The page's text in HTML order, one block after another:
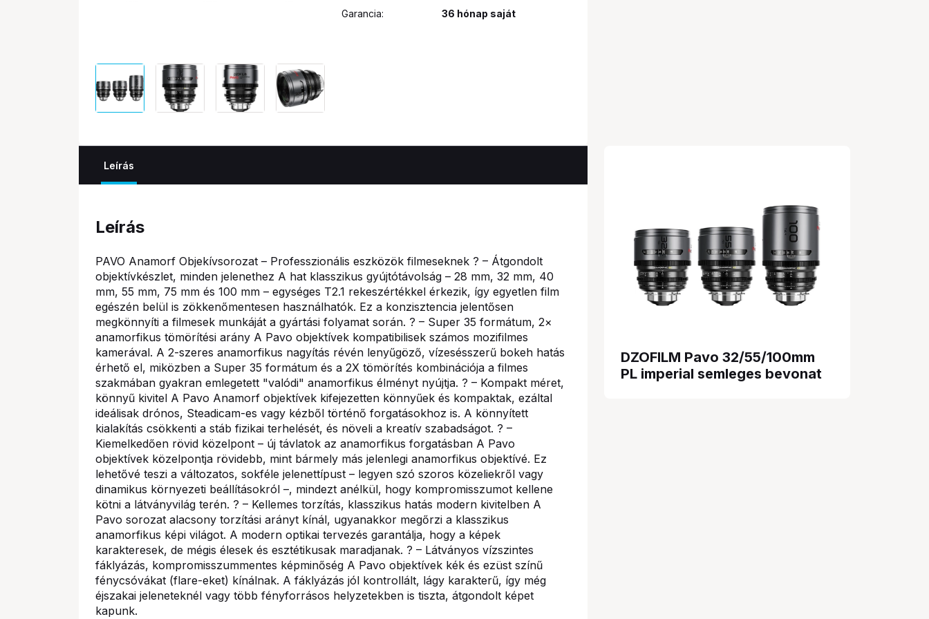
Garancia:
36 hónap saját
Leírás
Leírás
PAVO Anamorf Objekívsorozat – Professzionális eszközök filmeseknek ? – Átgondolt
objektívkészlet, minden jelenethez A hat klasszikus gyújtótávolság – 28 mm, 32 mm, 40
mm, 55 mm, 75 mm és 100 mm – egységes T2.1 rekeszértékkel érkezik, így egyetlen film
egészén belül is zökkenőmentesen használhatók. Ez a konzisztencia jelentősen
megkönnyíti a filmesek munkáját a gyártási folyamat során. ? – Super 35 formátum, 2×
anamorfikus tömörítési arány A Pavo objektívek kompatibilisek számos mozifilmes
kamerával. A 2-szeres anamorfikus nagyítás révén lenyűgöző, vízesésszerű bokeh hatás
érhető el, miközben a Super 35 formátum és a 2X tömörítés kombinációja a filmes
szakmában gyakran emlegetett "valódi" anamorfikus élményt nyújtja. ? – Kompakt méret,
könnyű kivitel A Pavo Anamorf objektívek kifejezetten könnyűek és kompaktak, ezáltal
ideálisak drónos, Steadicam-es vagy kézből történő forgatásokhoz is. A könnyített
kialakítás csökkenti a stáb fizikai terhelését, és növeli a kreatív szabadságot. ? –
Kiemelkedően rövid közelpont – új távlatok az anamorfikus forgatásban A Pavo
objektívek közelpontja rövidebb, mint bármely más jelenlegi anamorfikus objektívé. Ez
lehetővé teszi a változatos, sokféle jelenettípust – legyen szó szoros közeliekről vagy
dinamikus környezeti beállításokról –, mindezt anélkül, hogy kompromisszumot kellene
kötni a látványvilág terén. ? – Kellemes torzítás, klasszikus hatás modern kivitelben A
Pavo sorozat alacsony torzítási arányt kínál, ugyanakkor megőrzi a klasszikus
anamorfikus képi világot. A modern optikai tervezés garantálja, hogy a képek
karakteresek, de mégis élesek és esztétikusak maradjanak. ? – Látványos vízszintes
fáklyázás, kompromisszummentes képminőség A Pavo objektívek kék és ezüst színű
fénycsóvákat (flare-eket) kínálnak. A fáklyázás jól kontrollált, lágy karakterű, így még
éjszakai jeleneteknél vagy több fényforrásos helyzetekben is tiszta, átgondolt képet
kapunk.
DZOFILM Pavo 32/55/100mm
PL imperial semleges bevonat